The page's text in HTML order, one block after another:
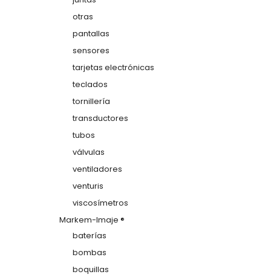
otras
pantallas
sensores
tarjetas electrónicas
teclados
tornillería
transductores
tubos
válvulas
ventiladores
venturis
viscosímetros
Markem-Imaje ®
baterías
bombas
boquillas